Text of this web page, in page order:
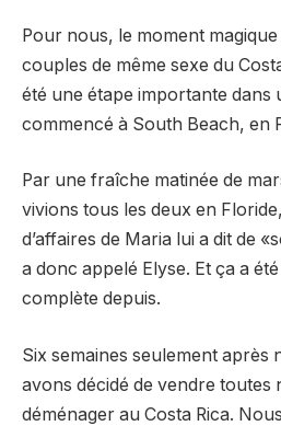
Pour nous, le moment
couples de même sexe du
été une étape importante dans
commencé à South Beach, en
Par une fraîche matinée de
vivions tous les deux en
d’affaires de Maria lui a dit de
a donc appelé Elyse. Et ça a
complète depuis.
Six semaines seulement
avons décidé de vendre toutes
déménager au Costa Rica.